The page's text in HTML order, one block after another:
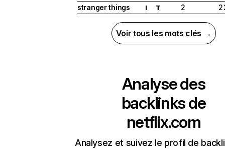
stranger things
I T 2 2
Voir tous les mots clés →
Analyse des
backlinks de
netflix.com
Analysez et suivez le profil de